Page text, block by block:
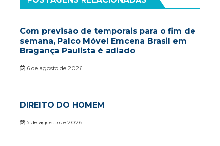
Com previsão de temporais para o fim de
semana, Palco Móvel Emcena Brasil em
Bragança Paulista é adiado
6 de agosto de 2026
DIREITO DO HOMEM
5 de agosto de 2026